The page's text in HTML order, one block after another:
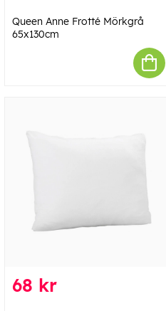
Queen Anne Frotté Mörkgrå
65x130cm
68 kr